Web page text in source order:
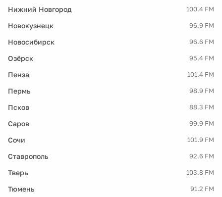
Нижний Новгород 100.4 FM
Новокузнецк 96.9 FM
Новосибирск 96.6 FM
Озёрск 95.4 FM
Пенза 101.4 FM
Пермь 98.9 FM
Псков 88.3 FM
Саров 99.9 FM
Сочи 101.9 FM
Ставрополь 92.6 FM
Тверь 103.8 FM
Тюмень 91.2 FM